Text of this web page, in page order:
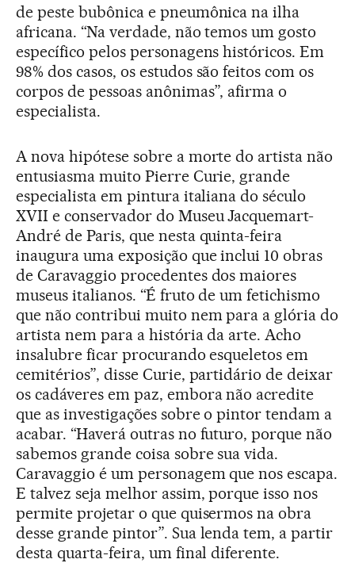
de peste bubônica e pneumônica na ilha
africana. “Na verdade, não temos um gosto
específico pelos personagens históricos. Em
98% dos casos, os estudos são feitos com os
corpos de pessoas anônimas”, afirma o
especialista.
A nova hipótese sobre a morte do artista não
entusiasma muito Pierre Curie, grande
especialista em pintura italiana do século
XVII e conservador do Museu Jacquemart-
André de Paris, que nesta quinta-feira
inaugura uma exposição que inclui 10 obras
de Caravaggio procedentes dos maiores
museus italianos. “É fruto de um fetichismo
que não contribui muito nem para a glória do
artista nem para a história da arte. Acho
insalubre ficar procurando esqueletos em
cemitérios”, disse Curie, partidário de deixar
os cadáveres em paz, embora não acredite
que as investigações sobre o pintor tendam a
acabar. “Haverá outras no futuro, porque não
sabemos grande coisa sobre sua vida.
Caravaggio é um personagem que nos escapa.
E talvez seja melhor assim, porque isso nos
permite projetar o que quisermos na obra
desse grande pintor”. Sua lenda tem, a partir
desta quarta-feira, um final diferente.